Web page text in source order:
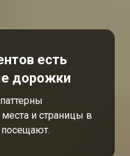
есть
дорожки
и страницы в
посещают.